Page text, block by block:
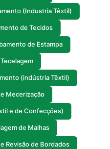
(Industria Têxtil)
de Tecidos
de Estampa
(indústria Têxtil)
Mecerização
e de Confecções)
de Malhas
Revisão de Bordados